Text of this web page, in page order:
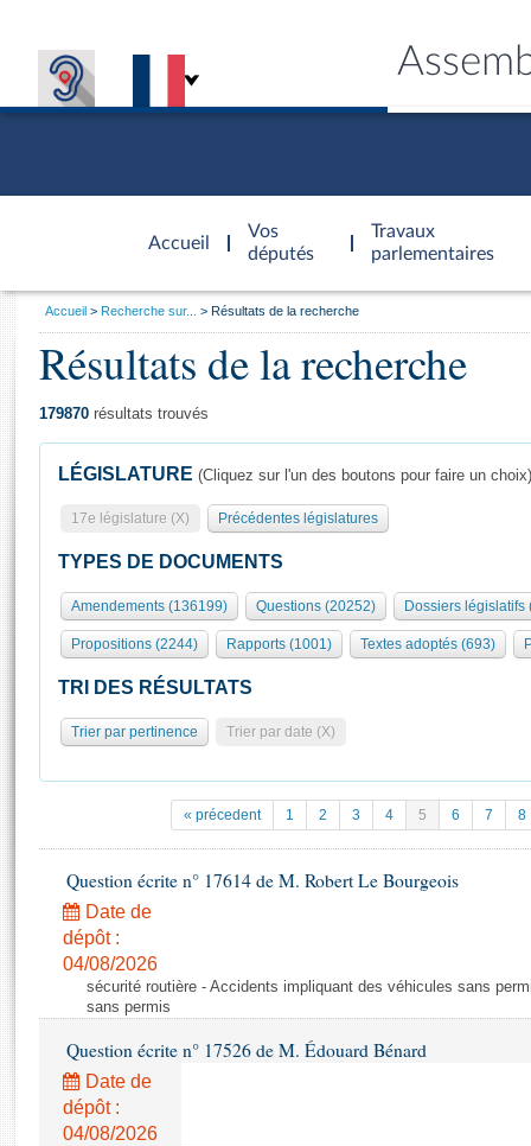
Accueil
d'accueil
Vos
députés
Travaux
parlementaires
Présidence
577 députés
Groupes politiques
Séance publique
Commissions et autres organes
Europe et International
Pétitions
Projets de loi
Propositions de loi
Amendements
Textes adoptés
Rapports législatifs
Rapports sur l'application des lois
Général
Rôle et pouvoirs de l'Assemblée
Organisation de l'Assemblée
Présidence Conférence des Présidents Bureau Collège des
Statistiques et chiffres clés
Documents de référence
( Constitution | Règlement de l'Assemblée ... )
Histoire
Juniors
Anciennes législatures
Visiter l'Assemblée
Visite virtuelle du palais Bourbon
Assister à une séance
La Bibliothèque
Contacts et plan d'accès
Photos libres de droit
Vous
Accueil Recherche sur... Résultats de la recherche
Résultats de la recherche
179870 résultats trouvés
LÉGISLATURE (Cliquez sur l'un des boutons pour faire un choix)
17e législature (X) Précédentes législatures
TYPES DE DOCUMENTS
Amendements (136199) Questions (20252) Dossiers législatifs
Propositions (2244) Rapports (1001) Textes adoptés (693)
TRI DES RÉSULTATS
Trier par pertinence Trier par date (X)
« précedent 1 2 3 4 5 6 7 8
Question écrite n° 17614 de M. Robert Le Bourgeois
Date de
dépôt :
04/08/2026
sécurité routière - Accidents impliquant des véhicules sans
sans permis
Question écrite n° 17526 de M. Édouard Bénard
Date de
dépôt :
04/08/2026